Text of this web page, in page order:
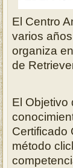
El Centro
varios
organiza
de
El Objetivo
Certificado
método